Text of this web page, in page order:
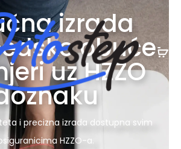
pogodnost: 20% POPUSTA
izrada
obuće
uz HZZO
i precizna izrada dostupna svim
HZZO-a.